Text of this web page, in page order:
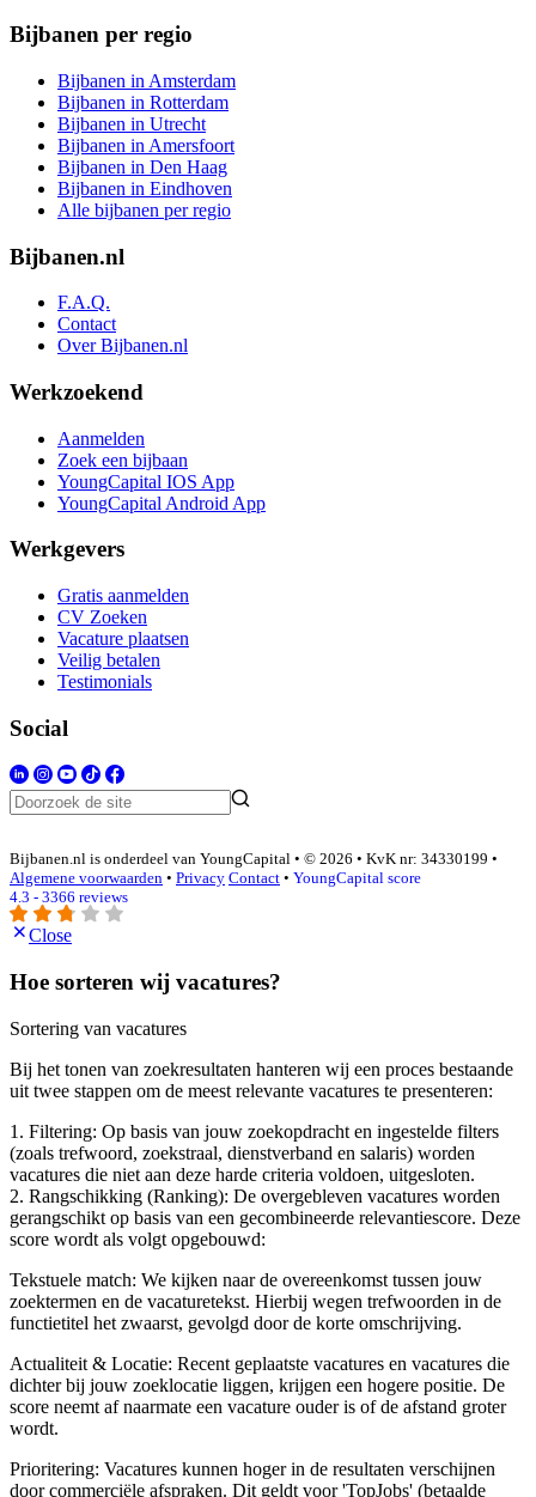
Bijbanen per regio
Bijbanen in Amsterdam
Bijbanen in Rotterdam
Bijbanen in Utrecht
Bijbanen in Amersfoort
Bijbanen in Den Haag
Bijbanen in Eindhoven
Alle bijbanen per regio
Bijbanen.nl
F.A.Q.
Contact
Over Bijbanen.nl
Werkzoekend
Aanmelden
Zoek een bijbaan
YoungCapital IOS App
YoungCapital Android App
Werkgevers
Gratis aanmelden
CV Zoeken
Vacature plaatsen
Veilig betalen
Testimonials
Social
Bijbanen.nl is onderdeel van YoungCapital • © 2026 • KvK nr: 34330199 •
Algemene voorwaarden • Privacy Contact • YoungCapital score
4.3 - 3366 reviews
Close
Hoe sorteren wij vacatures?
Sortering van vacatures
Bij het tonen van zoekresultaten hanteren wij een proces bestaande
uit twee stappen om de meest relevante vacatures te presenteren:
1. Filtering: Op basis van jouw zoekopdracht en ingestelde filters
(zoals trefwoord, zoekstraal, dienstverband en salaris) worden
vacatures die niet aan deze harde criteria voldoen, uitgesloten.
2. Rangschikking (Ranking): De overgebleven vacatures worden
gerangschikt op basis van een gecombineerde relevantiescore. Deze
score wordt als volgt opgebouwd:
Tekstuele match: We kijken naar de overeenkomst tussen jouw
zoektermen en de vacaturetekst. Hierbij wegen trefwoorden in de
functietitel het zwaarst, gevolgd door de korte omschrijving.
Actualiteit & Locatie: Recent geplaatste vacatures en vacatures die
dichter bij jouw zoeklocatie liggen, krijgen een hogere positie. De
score neemt af naarmate een vacature ouder is of de afstand groter
wordt.
Prioritering: Vacatures kunnen hoger in de resultaten verschijnen
door commerciële afspraken. Dit geldt voor 'TopJobs' (betaalde